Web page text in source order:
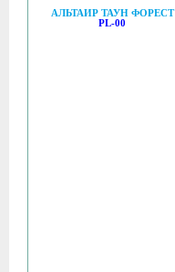
АЛЬТАИР ТАУН ФОРЕСТ
PL-00